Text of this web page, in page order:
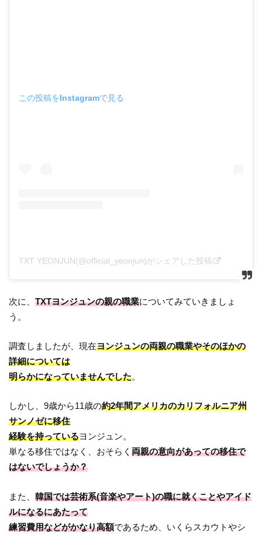
この投稿をInstagramで見る
TXT YEONJUN(@official_yeonjun)がシェアした投稿
次に、TXTヨンジュンの親の職業についてみていきましょ
う。
調査しましたが、現在ヨンジュンの両親の職業やそのほかの
詳細については
明らかになっていませんでした。
しかし、9歳から11歳の約2年間アメリカのカリフォルニア州
サンノゼに移住
経験を持っているヨンジュン。
単なる移住ではなく、おそらく両親の意向があっての移住で
はないでしょうか？
また、韓国では芸術系(音楽やアート)の職に就くことやアイド
ルになるにあたって
練習費用などがかなり高額であるため、いくらスカウトやシ